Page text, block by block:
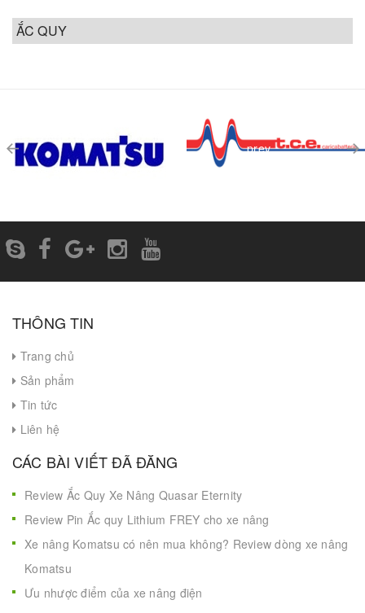
ẮC QUY
prev
THÔNG TIN
Trang chủ
Sản phẩm
Tin tức
Liên hệ
CÁC BÀI VIẾT ĐÃ ĐĂNG
Review Ắc Quy Xe Nâng Quasar Eternity
Review Pin Ắc quy Lithium FREY cho xe nâng
Xe nâng Komatsu có nên mua không? Review dòng xe nâng
Komatsu
Ưu nhược điểm của xe nâng điện